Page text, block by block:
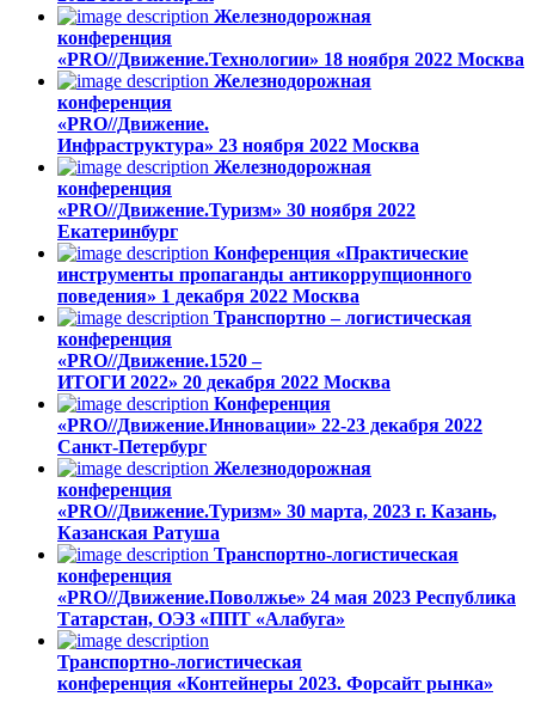
Железнодорожная
конференция
«PRO//Движение.Технологии» 18 ноября 2022 Москва
Железнодорожная
конференция
«PRO//Движение.
Инфраструктура» 23 ноября 2022 Москва
Железнодорожная
конференция
«PRO//Движение.Туризм» 30 ноября 2022
Екатеринбург
Конференция «Практические
инструменты пропаганды антикоррупционного
поведения» 1 декабря 2022 Москва
Транспортно – логистическая
конференция
«PRO//Движение.1520 –
ИТОГИ 2022» 20 декабря 2022 Москва
Конференция
«PRO//Движение.Инновации» 22-23 декабря 2022
Санкт-Петербург
Железнодорожная
конференция
«PRO//Движение.Туризм» 30 марта, 2023 г. Казань,
Казанская Ратуша
Транспортно-логистическая
конференция
«PRO//Движение.Поволжье» 24 мая 2023 Республика
Татарстан, ОЭЗ «ППТ «Алабуга»
Транспортно-логистическая
конференция «Контейнеры 2023. Форсайт рынка»